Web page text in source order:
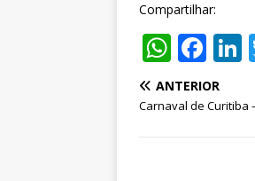
Compartilhar:
W
h
at
F
a
c
ANTERIOR
Carnaval de Curitiba